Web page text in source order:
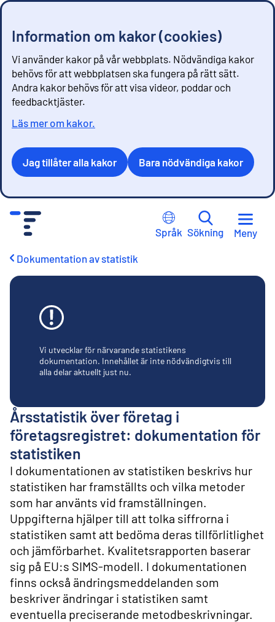
Information om kakor (cookies)
Vi använder kakor på vår webbplats. Nödvändiga kakor
behövs för att webbplatsen ska fungera på rätt sätt.
Andra kakor behövs för att visa videor, poddar och
feedbacktjäster.
Läs mer om kakor.
Jag tillåter alla kakor Bara nödvändiga kakor
Språk Sökning Meny
Dokumentation av statistik
Vi utvecklar för närvarande statistikens
dokumentation. Innehållet är inte nödvändigtvis till
alla delar aktuellt just nu.
Årsstatistik över företag i
företagsregistret: dokumentation för
statistiken
I dokumentationen av statistiken beskrivs hur
statistiken har framställts och vilka metoder
som har använts vid framställningen.
Uppgifterna hjälper till att tolka siffrorna i
statistiken samt att bedöma deras tillförlitlighet
och jämförbarhet. Kvalitetsrapporten baserar
sig på EU:s SIMS-modell. I dokumentationen
finns också ändringsmeddelanden som
beskriver ändringar i statistiken samt
eventuella preciserande metodbeskrivningar.